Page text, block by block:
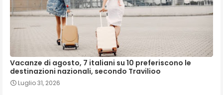
Vacanze di agosto, 7 italiani su 10 preferiscono le
destinazioni nazionali, secondo Travilioo
Luglio 31, 2026